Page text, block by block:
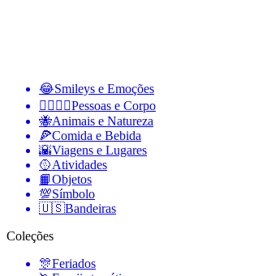
😂Smileys e Emoções
👩‍❤️‍💋‍👨Pessoas e Corpo
🐝Animais e Natureza
🍕Comida e Bebida
🌇Viagens e Lugares
🥎Atividades
📙Objetos
💯Símbolo
🇺🇸Bandeiras
Coleções
🎊Feriados